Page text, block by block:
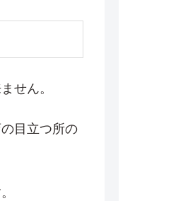
せん。
目立つ所の